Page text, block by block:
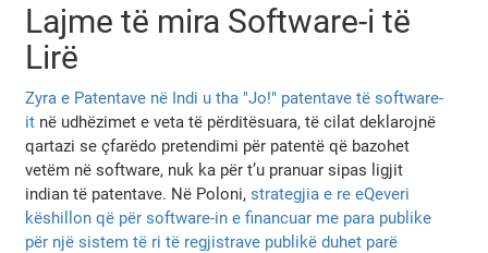
Lajme të mira Software-i të
Lirë
Zyra e Patentave në Indi u tha "Jo!" patentave të software-
it në udhëzimet e veta të përditësuara, të cilat deklarojnë
qartazi se çfarëdo pretendimi për patentë që bazohet
vetëm në software, nuk ka për t’u pranuar sipas ligjit
indian të patentave. Në Poloni,strategjia e re eQeveri
këshillon që për software-in e financuar me para publike
për një sistem të ri të regjistrave publikë duhet parë